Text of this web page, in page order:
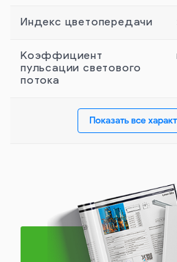
Индекс цветопередачи
Коэффициент
пульсации светового
потока
Показать все